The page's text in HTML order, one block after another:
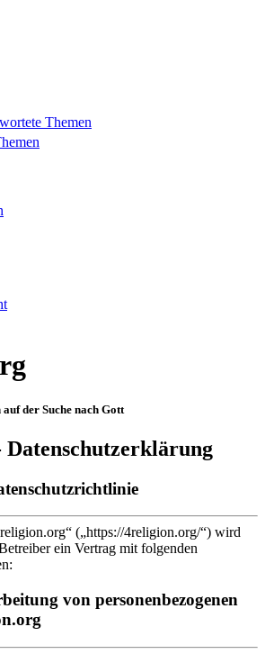
Themen
der Suche nach Gott
(„https://4religion.org/“) wird
ein Vertrag mit folgenden
von personenbezogenen